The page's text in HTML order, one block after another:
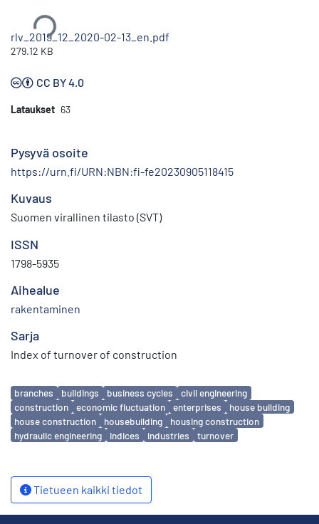
rlv_2019_12_2020-02-13_en.pdf
279.12 KB
CC BY 4.0
Lataukset 63
Pysyvä osoite
https://urn.fi/URN:NBN:fi-fe20230905118415
Kuvaus
Suomen virallinen tilasto (SVT)
ISSN
1798-5935
Aihealue
rakentaminen
Sarja
Index of turnover of construction
Avainsanat
branches buildings business cycles
civil engineering
construction
economic fluctuation enterprises
house building
house construction
housebuilding
housing construction
hydraulic engineering
indices industries turnover
Tietueen kaikki tiedot